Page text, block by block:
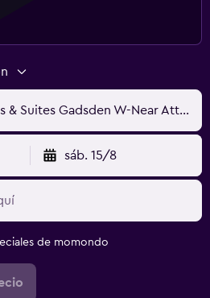
Holiday Inn Express & Suites Gadsden W-Near Attalla By IHG
sáb. 15/8
de momondo